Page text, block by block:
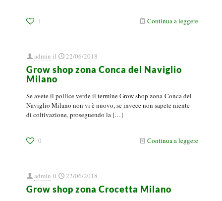
1 Continua a leggere
admin il 22/06/2018
Grow shop zona Conca del Naviglio
Milano
Se avete il pollice verde il termine Grow shop zona Conca del
Naviglio Milano non vi è nuovo, se invece non sapete niente
di coltivazione, proseguendo la […]
0 Continua a leggere
admin il 22/06/2018
Grow shop zona Crocetta Milano